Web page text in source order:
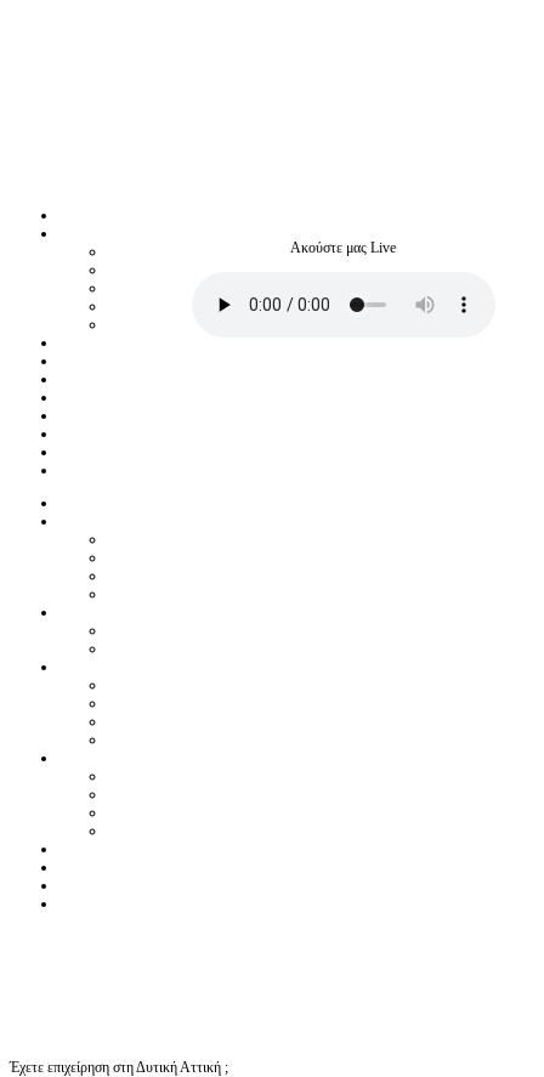
Ακούστε μας Live
Έχετε επιχείρηση στη Δυτική Αττική ;